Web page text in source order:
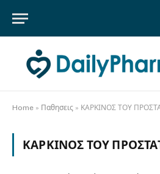
Home » Παθησεις » ΚΑΡΚΙΝΟΣ ΤΟΥ
ΚΑΡΚΙΝΟΣ ΤΟΥ